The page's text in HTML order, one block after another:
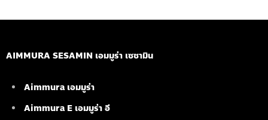
AIMMURA SESAMIN เอมมูร่า เซซามิน
Aimmura เอมมูร่า
Aimmura E เอมมูร่า อี